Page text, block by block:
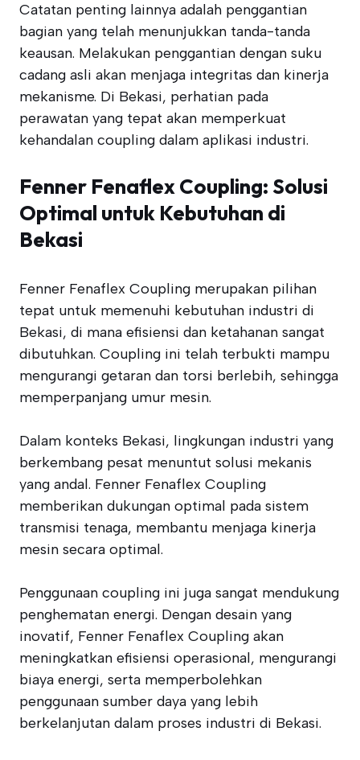
Catatan penting lainnya adalah penggantian
bagian yang telah menunjukkan tanda-tanda
keausan. Melakukan penggantian dengan suku
cadang asli akan menjaga integritas dan kinerja
mekanisme. Di Bekasi, perhatian pada
perawatan yang tepat akan memperkuat
kehandalan coupling dalam aplikasi industri.
Fenner Fenaflex Coupling: Solusi
Optimal untuk Kebutuhan di
Bekasi
Fenner Fenaflex Coupling merupakan pilihan
tepat untuk memenuhi kebutuhan industri di
Bekasi, di mana efisiensi dan ketahanan sangat
dibutuhkan. Coupling ini telah terbukti mampu
mengurangi getaran dan torsi berlebih, sehingga
memperpanjang umur mesin.
Dalam konteks Bekasi, lingkungan industri yang
berkembang pesat menuntut solusi mekanis
yang andal. Fenner Fenaflex Coupling
memberikan dukungan optimal pada sistem
transmisi tenaga, membantu menjaga kinerja
mesin secara optimal.
Penggunaan coupling ini juga sangat mendukung
penghematan energi. Dengan desain yang
inovatif, Fenner Fenaflex Coupling akan
meningkatkan efisiensi operasional, mengurangi
biaya energi, serta memperbolehkan
penggunaan sumber daya yang lebih
berkelanjutan dalam proses industri di Bekasi.